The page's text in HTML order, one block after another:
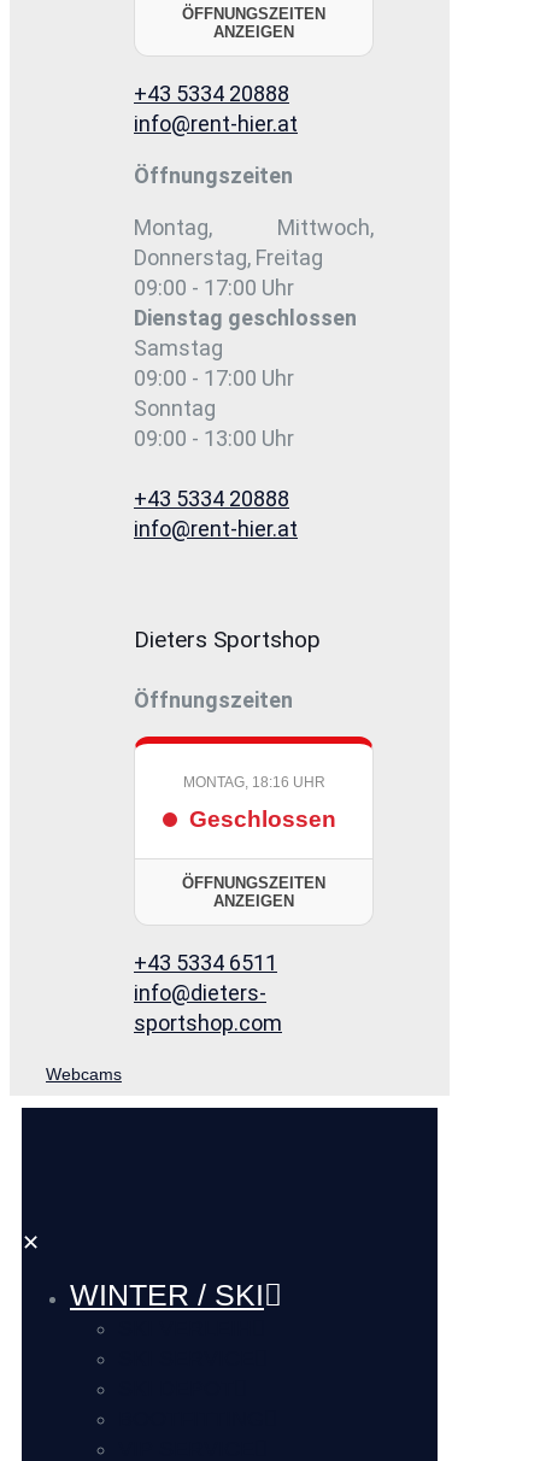
ÖFFNUNGSZEITEN
ANZEIGEN
+43 5334 20888
info@rent-hier.at
Öffnungszeiten
Montag, Mittwoch,
Donnerstag, Freitag
09:00 - 17:00 Uhr
Dienstag geschlossen
Samstag
09:00 - 17:00 Uhr
Sonntag
09:00 - 13:00 Uhr
+43 5334 20888
info@rent-hier.at
Dieters Sportshop
Öffnungszeiten
MONTAG, 18:16 UHR
Geschlossen
ÖFFNUNGSZEITEN
ANZEIGEN
+43 5334 6511
info@dieters-
sportshop.com
Webcams
✕
WINTER / SKI